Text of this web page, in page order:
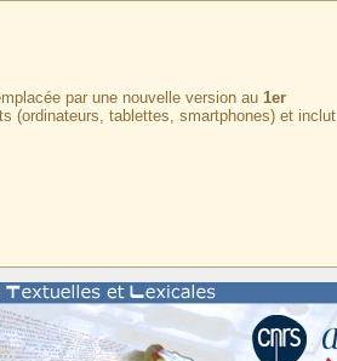
par une nouvelle version au 1er
(ordinateurs, tablettes, smartphones) et inclut